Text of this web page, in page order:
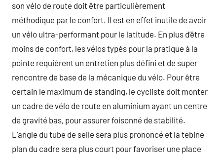
son vélo de route doit être particulièrement
méthodique par le confort. Il est en effet inutile de avoir
un vélo ultra-performant pour le latitude. En plus d’être
moins de confort, les vélos typés pour la pratique à la
pointe requièrent un entretien plus défini et de super
rencontre de base de la mécanique du vélo. Pour être
certain le maximum de standing, le cycliste doit monter
un cadre de vélo de route en aluminium ayant un centre
de gravité bas, pour assurer foisonné de stabilité.
L’angle du tube de selle sera plus prononcé et la tebine
plan du cadre sera plus court pour favoriser une place